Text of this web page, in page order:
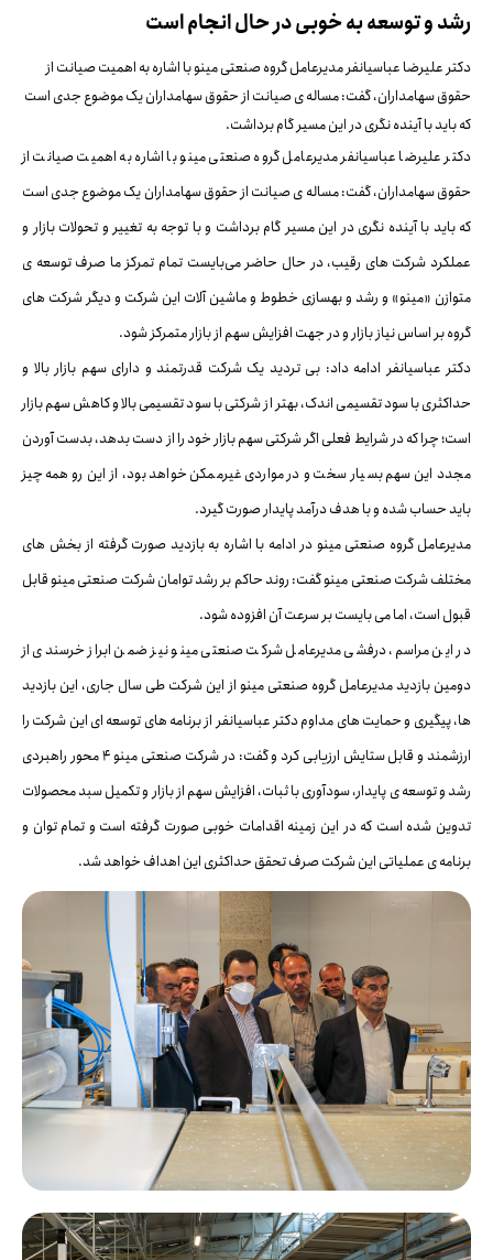
رشد و توسعه به خوبی در حال انجام است
دکتر علیرضا عباسیانفر مدیرعامل گروه صنعتی مینو با اشاره به اهمیت صیانت از
حقوق سهامداران، گفت: مساله ی صیانت از حقوق سهامداران یک موضوع جدی است
که باید با آینده نگری در این مسیر گام برداشت.
دکتر علیرضا عباسیانفر مدیرعامل گروه صنعتی مینو با اشاره به اهمیت صیانت از
حقوق سهامداران، گفت: مساله ی صیانت از حقوق سهامداران یک موضوع جدی است
که باید با آینده نگری در این مسیر گام برداشت و با توجه به تغییر و تحولات بازار و
عملکرد شرکت های رقیب، در حال حاضر می‌بایست تمام تمرکز ما صرف توسعه ی
متوازن «مینو» و رشد و بهسازی خطوط و ماشین آلات این شرکت و دیگر شرکت های
گروه بر اساس نیاز بازار و در جهت افزایش سهم از بازار متمرکز شود.
دکتر عباسیانفر ادامه داد: بی تردید یک شرکت قدرتمند و دارای سهم بازار بالا و
حداکثری با سود تقسیمی اندک، بهتر از شرکتی با سود تقسیمی بالا و کاهش سهم بازار
است؛ چرا که در شرایط فعلی اگر شرکتی سهم بازار خود را از دست بدهد، بدست آوردن
مجدد این سهم بسیار سخت و در مواردی غیرممکن خواهد بود، از این رو همه چیز
باید حساب شده و با هدف درآمد پایدار صورت گیرد.
مدیرعامل گروه صنعتی مینو در ادامه با اشاره به بازدید صورت گرفته از بخش های
مختلف شرکت صنعتی مینو گفت: روند حاکم بر رشد توامان شرکت صنعتی مینو قابل
قبول است، اما می بایست بر سرعت آن افزوده شود.
در این مراسم، درفشی مدیرعامل شرکت صنعتی مینو نیز ضمن ابراز خرسندی از
دومین بازدید مدیرعامل گروه صنعتی مینو از این شرکت طی سال جاری، این بازدید
ها، پیگیری و حمایت های مداوم دکتر عباسیانفر از برنامه های توسعه ای این شرکت را
ارزشمند و قابل ستایش ارزیابی کرد و گفت: در شرکت صنعتی مینو ۴ محور راهبردی
رشد و توسعه ی پایدار، سودآوری با ثبات، افزایش سهم از بازار و تکمیل سبد محصولات
تدوین شده است که در این زمینه اقدامات خوبی صورت گرفته است و تمام توان و
برنامه ی عملیاتی این شرکت صرف تحقق حداکثری این اهداف خواهد شد.